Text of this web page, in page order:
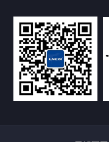
Freezer低温箱
VOCs冷凝回收装置